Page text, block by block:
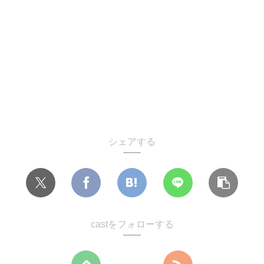
シェアする
castをフォローする